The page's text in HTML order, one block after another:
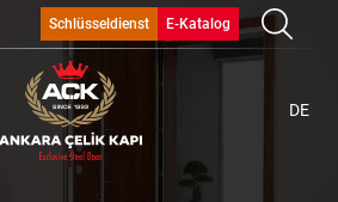
Schlüsseldienst E-Katalog
DE